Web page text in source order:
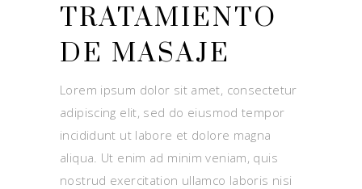
TRATAMIENTO
DE MASAJE
Lorem ipsum dolor sit amet, consectetur
adipiscing elit, sed do eiusmod tempor
incididunt ut labore et dolore magna
aliqua. Ut enim ad minim veniam, quis
nostrud exercitation ullamco laboris nisi